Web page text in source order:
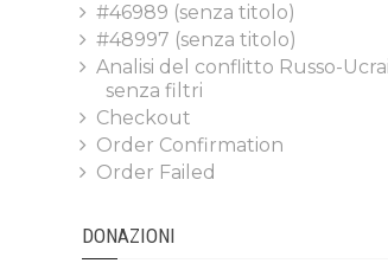
#46989 (senza titolo)
#48997 (senza titolo)
Analisi del conflitto Russo-
senza filtri
Checkout
Order Confirmation
Order Failed
DONAZIONI